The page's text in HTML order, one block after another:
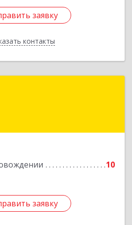
заявку
контакты
заявку
Назад
10
заявку
край, Горячий Ключ г,
заявку